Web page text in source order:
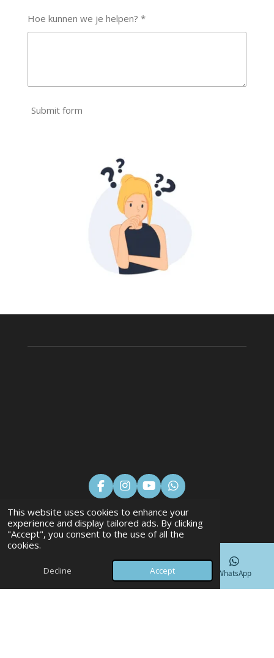
This website uses cookies to enhance your
experience and display tailored ads. By clicking
"Accept", you consent to the use of all the
cookies.
Decline Accept
Hoe kunnen we je helpen? *
Submit form
F
a
c
e
b
I
n
s
t
a
r
m
Y
o
u
T
u
e
W
h
a
t
s
p
p
+31 (0)6 877 299 80
Phone Facebook WhatsApp